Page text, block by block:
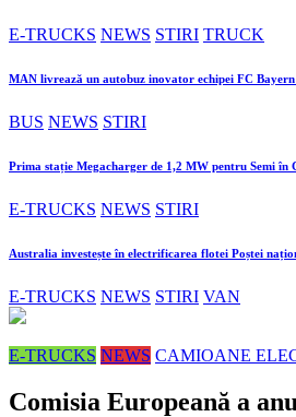
E-TRUCKS NEWS STIRI TRUCK
MAN livrează un autobuz inovator echipei FC Bayern
BUS NEWS STIRI
Prima stație Megacharger de 1,2 MW pentru Semi în
E-TRUCKS NEWS STIRI
Australia investește în electrificarea flotei Poștei
E-TRUCKS NEWS STIRI VAN
E-TRUCKS NEWS CAMIOANE
Comisia Europeană a